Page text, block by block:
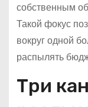
собственным
Такой фокус
вокруг одной
распылять
Три